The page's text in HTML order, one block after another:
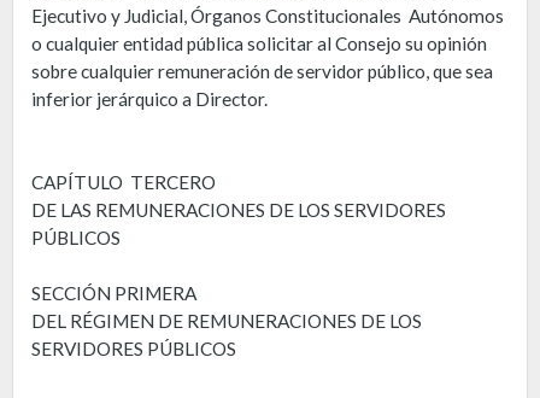
Ejecutivo y Judicial, Órganos Constitucionales Autónomos
o cualquier entidad pública solicitar al Consejo su opinión
sobre cualquier remuneración de servidor público, que sea
inferior jerárquico a Director.
CAPÍTULO TERCERO
DE LAS REMUNERACIONES DE LOS SERVIDORES
PÚBLICOS
SECCIÓN PRIMERA
DEL RÉGIMEN DE REMUNERACIONES DE LOS
SERVIDORES PÚBLICOS